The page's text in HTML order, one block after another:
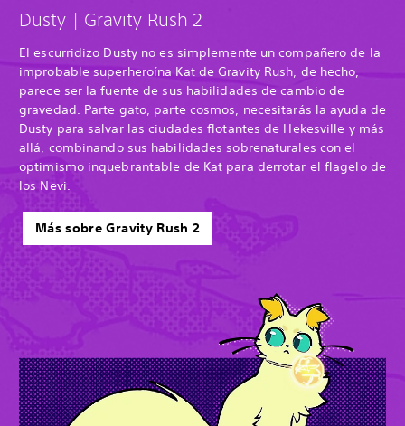
Dusty | Gravity Rush 2
El escurridizo Dusty no es simplemente un compañero de la
improbable superheroína Kat de Gravity Rush, de hecho,
parece ser la fuente de sus habilidades de cambio de
gravedad. Parte gato, parte cosmos, necesitarás la ayuda de
Dusty para salvar las ciudades flotantes de Hekesville y más
allá, combinando sus habilidades sobrenaturales con el
optimismo inquebrantable de Kat para derrotar el flagelo de
los Nevi.
Más sobre Gravity Rush 2